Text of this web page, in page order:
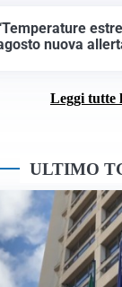
nuova
Leggi tutte
ULTIMO